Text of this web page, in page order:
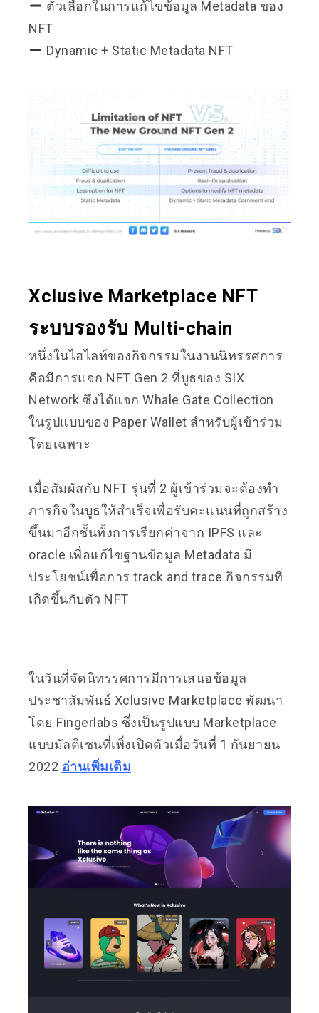
ตัวเลือกในการแก้ไขข้อมูล Metadata ของ
NFT
Dynamic + Static Metadata NFT
Xclusive Marketplace NFT
ระบบรองรับ Multi-chain
หนึ่งในไฮไลท์ของกิจกรรมในงานนิทรรศการ
คือมีการแจก NFT Gen 2 ที่บูธของ SIX
Network ซึ่งได้แจก Whale Gate Collection
ในรูปแบบของ Paper Wallet สำหรับผู้เข้าร่วม
โดยเฉพาะ
เมื่อสัมผัสกับ NFT รุ่นที่ 2 ผู้เข้าร่วมจะต้องทำ
ภารกิจในบูธให้สำเร็จเพื่อรับคะแนนที่ถูกสร้าง
ขึ้นมาอีกชั้นทั้งการเรียกค่าจาก IPFS และ
oracle เพื่อแก้ไขฐานข้อมูล Metadata มี
ประโยชน์เพื่อการ track and trace กิจกรรมที่
เกิดขึ้นกับตัว NFT
ในวันที่จัดนิทรรศการมีการเสนอข้อมูล
ประชาสัมพันธ์ Xclusive Marketplace พัฒนา
โดย Fingerlabs ซึ่งเป็นรูปแบบ Marketplace
แบบมัลติเชนที่เพิ่งเปิดตัวเมื่อวันที่ 1 กันยายน
2022 อ่านเพิ่มเติม